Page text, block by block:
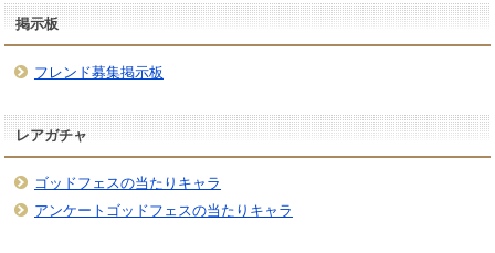
掲示板
フレンド募集掲示板
レアガチャ
ゴッドフェスの当たりキャラ
アンケートゴッドフェスの当たりキャラ